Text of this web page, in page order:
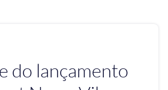
do lançamento